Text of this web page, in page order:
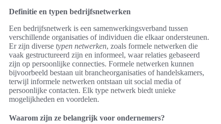
Definitie en typen bedrijfsnetwerken
Een bedrijfsnetwerk is een samenwerkingsverband tussen
verschillende organisaties of individuen die elkaar ondersteunen.
Er zijn diverse typen netwerken, zoals formele netwerken die
vaak gestructureerd zijn en informeel, waar relaties gebaseerd
zijn op persoonlijke connecties. Formele netwerken kunnen
bijvoorbeeld bestaan uit brancheorganisaties of handelskamers,
terwijl informele netwerken ontstaan uit social media of
persoonlijke contacten. Elk type netwerk biedt unieke
mogelijkheden en voordelen.
Waarom zijn ze belangrijk voor ondernemers?